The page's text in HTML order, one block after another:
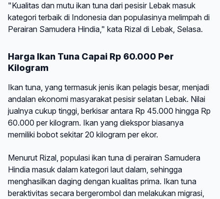
"Kualitas dan mutu ikan tuna dari pesisir Lebak masuk
kategori terbaik di Indonesia dan populasinya melimpah di
Perairan Samudera Hindia," kata Rizal di Lebak, Selasa.
Harga Ikan Tuna Capai Rp 60.000 Per
Kilogram
Ikan tuna, yang termasuk jenis ikan pelagis besar, menjadi
andalan ekonomi masyarakat pesisir selatan Lebak. Nilai
jualnya cukup tinggi, berkisar antara Rp 45.000 hingga Rp
60.000 per kilogram. Ikan yang diekspor biasanya
memiliki bobot sekitar 20 kilogram per ekor.
Menurut Rizal, populasi ikan tuna di perairan Samudera
Hindia masuk dalam kategori laut dalam, sehingga
menghasilkan daging dengan kualitas prima. Ikan tuna
beraktivitas secara bergerombol dan melakukan migrasi,